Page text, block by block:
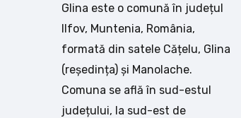
Glina este o comună în județul
Ilfov, Muntenia, România,
formată din satele Cățelu, Glina
(reședința) și Manolache.
Comuna se află în sud-estul
județului, la sud-est de